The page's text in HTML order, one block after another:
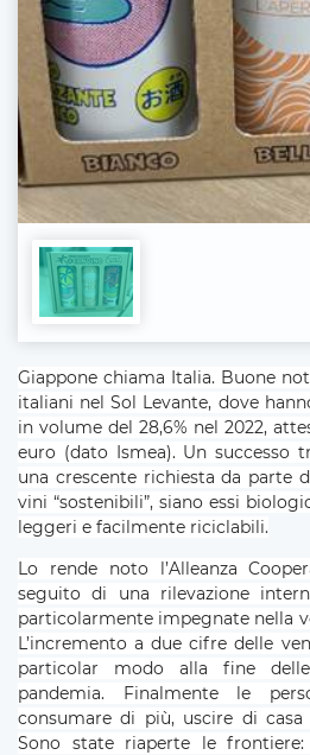
Giappone chiama Italia. Buone
italiani nel Sol Levante, dove
in volume del 28,6% nel 2022,
euro (dato Ismea). Un successo
una crescente richiesta da parte
vini “sostenibili”, siano essi
leggeri e facilmente riciclabili.
Lo rende noto l’Alleanza
seguito di una rilevazione
particolarmente impegnate nella
L’incremento a due cifre delle
particolar modo alla fine
pandemia. Finalmente le
consumare di più, uscire di
Sono state riaperte le